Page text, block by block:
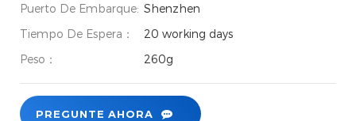
Puerto De Embarque: Shenzhen
Tiempo De Espera：
20 working days
Peso：
260g
PREGUNTE AHORA